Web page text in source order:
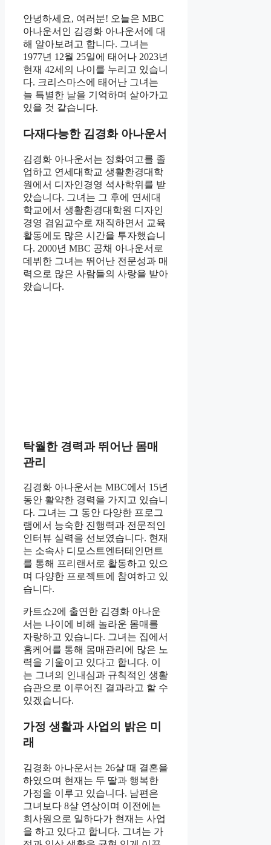
안녕하세요, 여러분! 오늘은 MBC
아나운서인 김경화 아나운서에 대
해 알아보려고 합니다. 그녀는
1977년 12월 25일에 태어나 2023년
현재 42세의 나이를 누리고 있습니
다. 크리스마스에 태어난 그녀는
늘 특별한 날을 기억하며 살아가고
있을 것 같습니다.
다재다능한 김경화 아나운서
김경화 아나운서는 정화여고를 졸
업하고 연세대학교 생활환경대학
원에서 디자인경영 석사학위를 받
았습니다. 그녀는 그 후에 연세대
학교에서 생활환경대학원 디자인
경영 겸임교수로 재직하면서 교육
활동에도 많은 시간을 투자했습니
다. 2000년 MBC 공채 아나운서로
데뷔한 그녀는 뛰어난 전문성과 매
력으로 많은 사람들의 사랑을 받아
왔습니다.
탁월한 경력과 뛰어난 몸매
관리
김경화 아나운서는 MBC에서 15년
동안 활약한 경력을 가지고 있습니
다. 그녀는 그 동안 다양한 프로그
램에서 능숙한 진행력과 전문적인
인터뷰 실력을 선보였습니다. 현재
는 소속사 디모스트엔터테인먼트
를 통해 프리랜서로 활동하고 있으
며 다양한 프로젝트에 참여하고 있
습니다.
카트쇼2에 출연한 김경화 아나운
서는 나이에 비해 놀라운 몸매를
자랑하고 있습니다. 그녀는 집에서
홈케어를 통해 몸매관리에 많은 노
력을 기울이고 있다고 합니다. 이
는 그녀의 인내심과 규칙적인 생활
습관으로 이루어진 결과라고 할 수
있겠습니다.
가정 생활과 사업의 밝은 미
래
김경화 아나운서는 26살 때 결혼을
하였으며 현재는 두 딸과 행복한
가정을 이루고 있습니다. 남편은
그녀보다 8살 연상이며 이전에는
회사원으로 일하다가 현재는 사업
을 하고 있다고 합니다. 그녀는 가